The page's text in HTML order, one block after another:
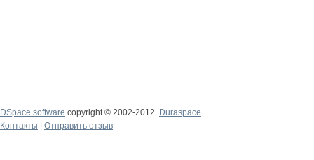
DSpace software copyright © 2002-2012
Duraspace
Контакты
Отправить отзыв